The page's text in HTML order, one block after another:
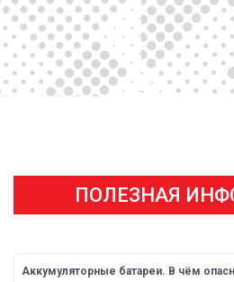
ПОЛЕЗНАЯ
Аккумуляторные батареи. В чём